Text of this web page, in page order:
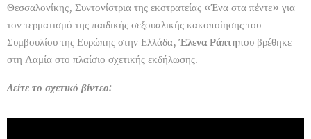
Θεσσαλονίκης, Συντονίστρια της εκστρατείας «Ένα στα πέντε» για
τον τερματισμό της παιδικής σεξουαλικής κακοποίησης του
Συμβουλίου της Ευρώπης στην Ελλάδα,Έλενα Ράπτηπου βρέθηκε
στη Λαμία στο πλαίσιο σχετικής εκδήλωσης.
Δείτε το σχετικό βίντεο: